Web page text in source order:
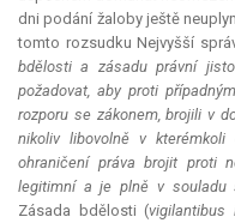
dni podání žaloby ještě
tomto rozsudku Nejvyšší
bdělosti a zásadu právní
požadovat, aby proti
rozporu se zákonem, brojili v
nikoliv libovolně v
ohraničení práva brojit proti
legitimní a je plně v souladu
Zásada bdělosti (vigilantibus